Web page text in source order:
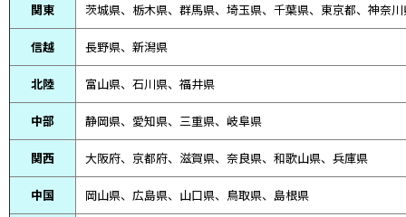
関東 茨城県、栃木県、群馬県、埼玉県、千葉県、東京都、神奈
信越 長野県、新潟県
北陸 富山県、 石川県、 福井県
中部 静岡県、 愛知県、 三重県、 岐阜県
関西 大阪府、京都府、滋賀県、奈良県、和歌山県、兵庫県
中国 岡山県、広島県、山口県、鳥取県、島根県